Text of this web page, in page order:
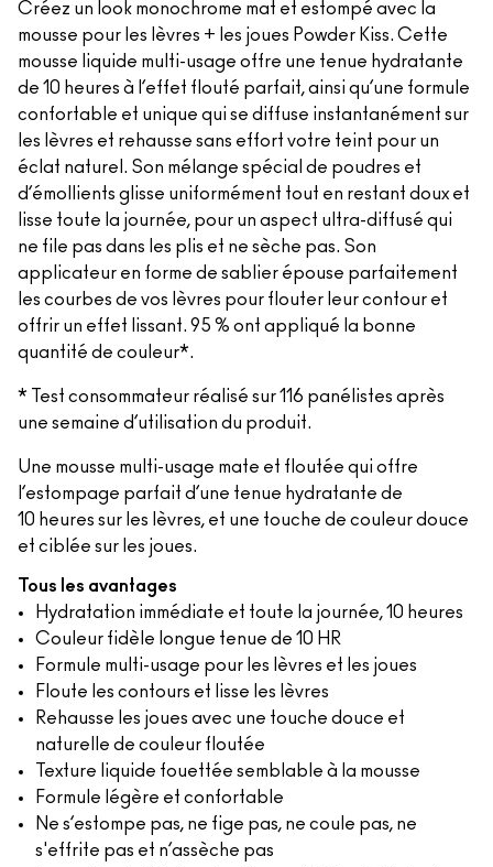
Créez un look monochrome mat et estompé avec la
mousse pour les lèvres + les joues Powder Kiss. Cette
mousse liquide multi-usage offre une tenue hydratante
de 10 heures à l’effet flouté parfait, ainsi qu’une formule
confortable et unique qui se diffuse instantanément sur
les lèvres et rehausse sans effort votre teint pour un
éclat naturel. Son mélange spécial de poudres et
d’émollients glisse uniformément tout en restant doux et
lisse toute la journée, pour un aspect ultra-diffusé qui
ne file pas dans les plis et ne sèche pas. Son
applicateur en forme de sablier épouse parfaitement
les courbes de vos lèvres pour flouter leur contour et
offrir un effet lissant. 95 % ont appliqué la bonne
quantité de couleur*.
* Test consommateur réalisé sur 116 panélistes après
une semaine d’utilisation du produit.
Une mousse multi-usage mate et floutée qui offre
l’estompage parfait d’une tenue hydratante de
10 heures sur les lèvres, et une touche de couleur douce
et ciblée sur les joues.
Tous les avantages
Hydratation immédiate et toute la journée, 10 heures
Couleur fidèle longue tenue de 10 HR
Formule multi-usage pour les lèvres et les joues
Floute les contours et lisse les lèvres
Rehausse les joues avec une touche douce et
naturelle de couleur floutée
Texture liquide fouettée semblable à la mousse
Formule légère et confortable
Ne s’estompe pas, ne fige pas, ne coule pas, ne
s'effrite pas et n’assèche pas